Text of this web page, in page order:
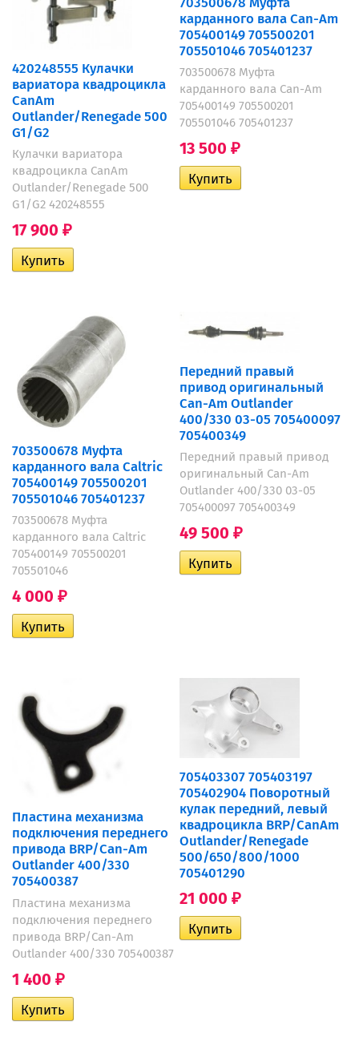
420248555 Кулачки
вариатора квадроцикла
CanAm
Outlander/Renegade 500
G1/G2
Кулачки вариатора
квадроцикла CanAm
Outlander/Renegade 500
G1/G2 420248555
17 900 ₽
карданного вала Can-Am
705400149 705500201
705501046 705401237
703500678 Муфта
карданного вала Can-Am
705400149 705500201
705501046 705401237
13 500 ₽
703500678 Муфта
карданного вала Caltric
705400149 705500201
705501046 705401237
703500678 Муфта
карданного вала Caltric
705400149 705500201
705501046
4 000 ₽
Передний правый
привод оригинальный
Can-Am Outlander
400/330 03-05 705400097
705400349
Передний правый привод
оригинальный Can-Am
Outlander 400/330 03-05
705400097 705400349
49 500 ₽
Пластина механизма
подключения переднего
привода BRP/Can-Am
Outlander 400/330
705400387
Пластина механизма
подключения переднего
привода BRP/Can-Am
Outlander 400/330 705400387
1 400 ₽
705403307 705403197
705402904 Поворотный
кулак передний, левый
квадроцикла BRP/CanAm
Outlander/Renegade
500/650/800/1000
705401290
21 000 ₽